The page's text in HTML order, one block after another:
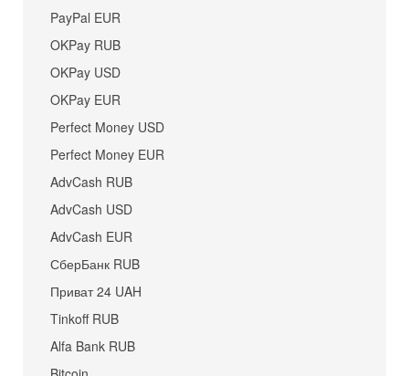
PayPal EUR
OKPay RUB
OKPay USD
OKPay EUR
Perfect Money USD
Perfect Money EUR
AdvCash RUB
AdvCash USD
AdvCash EUR
СберБанк RUB
Приват 24 UAH
Tinkoff RUB
Alfa Bank RUB